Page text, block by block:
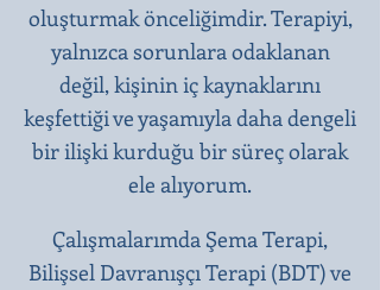
oluşturmak önceliğimdir. Terapiyi,
yalnızca sorunlara odaklanan
değil, kişinin iç kaynaklarını
keşfettiği ve yaşamıyla daha dengeli
bir ilişki kurduğu bir süreç olarak
ele alıyorum.
Çalışmalarımda Şema Terapi,
Bilişsel Davranışçı Terapi (BDT) ve